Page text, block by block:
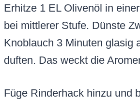
Erhitze 1 EL Olivenöl in
bei mittlerer Stufe. Dünste
Knoblauch 3 Minuten glasig
duften. Das weckt die
Füge Rinderhack hinzu und